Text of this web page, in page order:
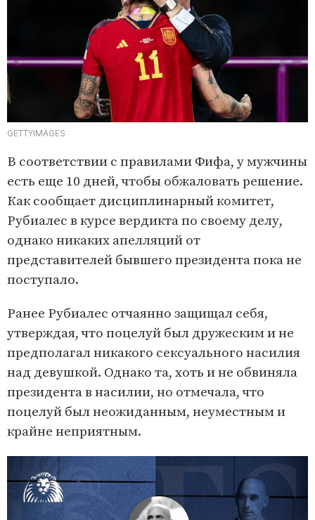
GETTYIMAGES
В соответствии с правилами Фифа, у мужчины
есть еще 10 дней, чтобы обжаловать решение.
Как сообщает дисциплинарный комитет,
Рубиалес в курсе вердикта по своему делу,
однако никаких апелляций от
представителей бывшего президента пока не
поступало.
Ранее Рубиалес отчаянно защищал себя,
утверждая, что поцелуй был дружеским и не
предполагал никакого сексуального насилия
над девушкой. Однако та, хоть и не обвиняла
президента в насилии, но отмечала, что
поцелуй был неожиданным, неуместным и
крайне неприятным.